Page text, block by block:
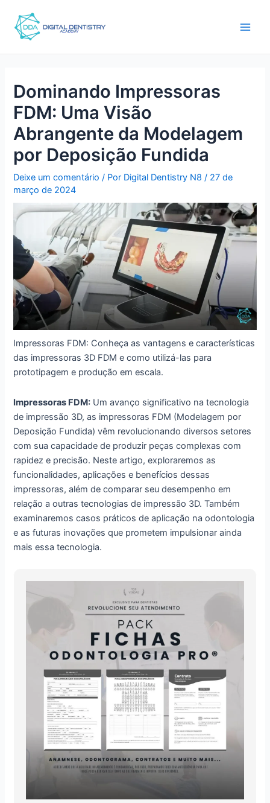
para
Dominando Impressoras
FDM: Uma Visão
Abrangente da Modelagem
por Deposição Fundida
Deixe um comentário / Por Digital Dentistry N8/ 27 de
março de 2024
Impressoras FDM: Conheça as vantagens e características
das impressoras 3D FDM e como utilizá-las para
prototipagem e produção em escala.
Impressoras FDM: Um avanço significativo na tecnologia
de impressão 3D, as impressoras FDM (Modelagem por
Deposição Fundida) vêm revolucionando diversos setores
com sua capacidade de produzir peças complexas com
rapidez e precisão. Neste artigo, exploraremos as
funcionalidades, aplicações e benefícios dessas
impressoras, além de comparar seu desempenho em
relação a outras tecnologias de impressão 3D. Também
examinaremos casos práticos de aplicação na odontologia
e as futuras inovações que prometem impulsionar ainda
mais essa tecnologia.
navegação